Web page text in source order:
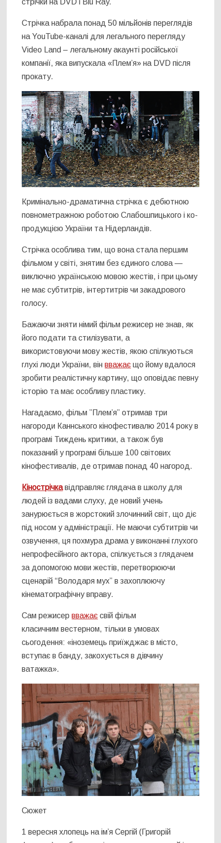
Стрічка набрала понад 50 мільйонів переглядів
на YouTube-каналі для легального перегляду
Video Land – легальному акаунті російської
компанії, яка випускала «Плем’я» на DVD після
прокату.
Кримінально-драматична стрічка є дебютною
повнометражною роботою Слабошпицького і ко-
продукцією України та Нідерландів.
Стрічка особлива тим, що вона стала першим
фільмом у світі, знятим без єдиного слова —
виключно українською мовою жестів, і при цьому
не має субтитрів, інтертитрів чи закадрового
голосу.
Бажаючи зняти німий фільм режисер не знав, як
його подати та стилізувати, а
використовуючи мову жестів, якою спілкуються
глухі люди України, вінвважає що йому вдалося
зробити реалістичну картину, що оповідає певну
історію та має особливу пластику.
Нагадаємо, фільм ”Плем’я” отримав три
нагороди Каннського кінофестивалю 2014 року в
програмі Тиждень критики, а також був
показаний у програмі більше 100 світових
кінофестивалів, де отримав понад 40 нагород.
Кінострічкавідправляє глядача в школу для
людей із вадами слуху, де новий учень
занурюється в жорстокий злочинний світ, що діє
під носом у адміністрації. Не маючи субтитрів чи
озвучення, ця похмура драма у виконанні глухого
непрофесійного актора, спілкується з глядачем
за допомогою мови жестів, перетворюючи
сценарій “Володаря мух” в захоплюючу
кінематографічну вправу.
Сам режисервважає свій фільм
класичним вестерном, тільки в умовах
сьогодення: «іноземець приїжджає в місто,
вступає в банду, закохується в дівчину
ватажка».
Сюжет
1 вересня хлопець на ім’я Сергій (Григорій